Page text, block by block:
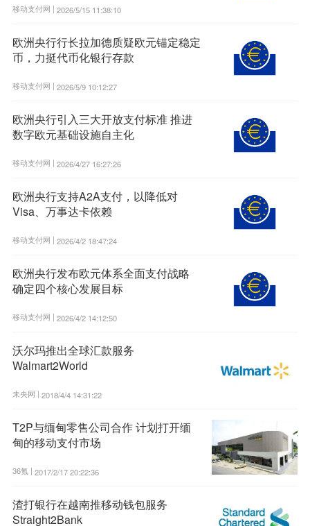
移动支付网 | 2026/5/15 11:38:10
欧洲央行行长拉加德质疑欧元锚定稳定
币，力挺代币化银行存款
移动支付网 | 2026/5/9 10:12:27
欧洲央行引入三大开放支付标准 推进
数字欧元基础设施自主化
移动支付网 | 2026/4/27 16:27:26
欧洲央行支持A2A支付，以降低对
Visa、万事达卡依赖
移动支付网 | 2026/4/2 18:47:24
欧洲央行发布欧元体系全面支付战略
确定四个核心发展目标
移动支付网 | 2026/4/2 14:12:50
沃尔玛推出全球汇款服务
Walmart2World
未央网 | 2018/4/4 14:31:22
T2P与缅甸零售公司合作 计划打开缅
甸的移动支付市场
36氪 | 2017/2/17 20:22:36
渣打银行在越南推移动钱包服务
Straight2Bank